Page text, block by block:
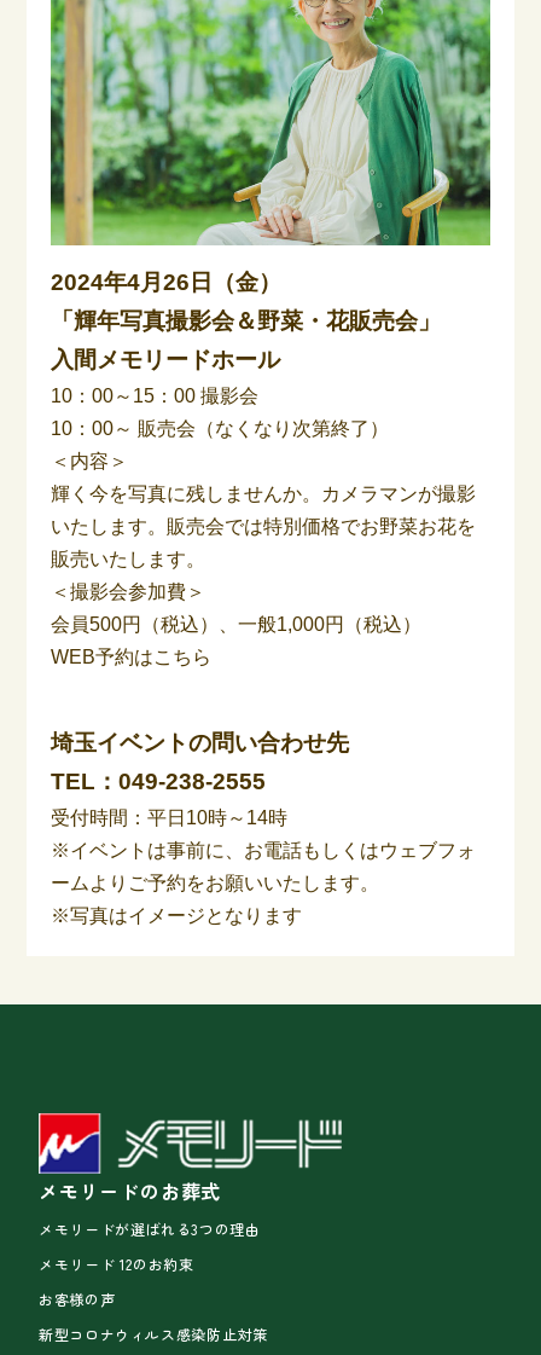
2024年4月26日（金）
「輝年写真撮影会＆野菜・花販売会」
入間メモリードホール
10：00～15：00 撮影会
10：00～ 販売会（なくなり次第終了）
＜内容＞
輝く今を写真に残しませんか。カメラマンが撮影
いたします。販売会では特別価格でお野菜お花を
販売いたします。
＜撮影会参加費＞
会員500円（税込）、一般1,000円（税込）
WEB予約はこちら
埼玉イベントの問い合わせ先
TEL：049-238-2555
受付時間：平日10時～14時
※イベントは事前に、お電話もしくはウェブフォ
ームよりご予約をお願いいたします。
※写真はイメージとなります
メモリードのお葬式
メモリードが選ばれる3つの理由
メモリード 12のお約束
お客様の声
新型コロナウィルス感染防止対策